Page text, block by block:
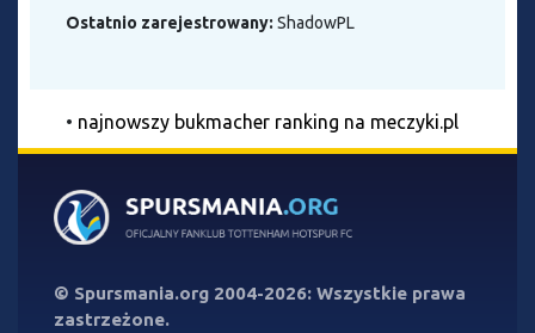
Ostatnio zarejestrowany: ShadowPL
• najnowszy bukmacher ranking na meczyki.pl
© Spursmania.org 2004-2026: Wszystkie prawa
zastrzeżone.